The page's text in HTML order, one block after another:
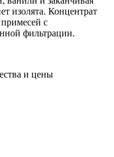
изолята. Концентрат
с
фильтрации.
и цены